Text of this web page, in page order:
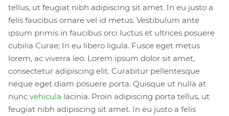
tellus, ut feugiat nibh adipiscing sit amet. In eu justo a
felis faucibus ornare vel id metus. Vestibulum ante
ipsum primis in faucibus orci luctus et ultrices posuere
cubilia Curae; In eu libero ligula. Fusce eget metus
lorem, ac viverra leo. Lorem ipsum dolor sit amet,
consectetur adipiscing elit. Curabitur pellentesque
neque eget diam posuere porta. Quisque ut nulla at
nunc vehicula lacinia. Proin adipiscing porta tellus, ut
feugiat nibh adipiscing sit amet. In eu justo a felis